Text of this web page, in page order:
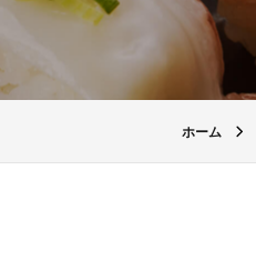
ホーム